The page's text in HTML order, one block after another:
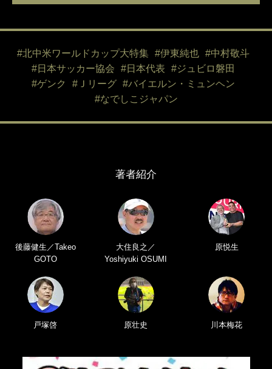
#北中米ワールドカップ大特集 #伊東純也
#中村敬斗
#日本サッカー協会
#日本代表
#ジュビロ磐田
#ゲンク
#Ｊリーグ
#バイエルン・ミュンヘン
#なでしこジャパン
著者紹介
後藤健生／Takeo
GOTO
大住良之／
Yoshiyuki OSUMI
原悦生
戸塚啓 原壮史 川本梅花